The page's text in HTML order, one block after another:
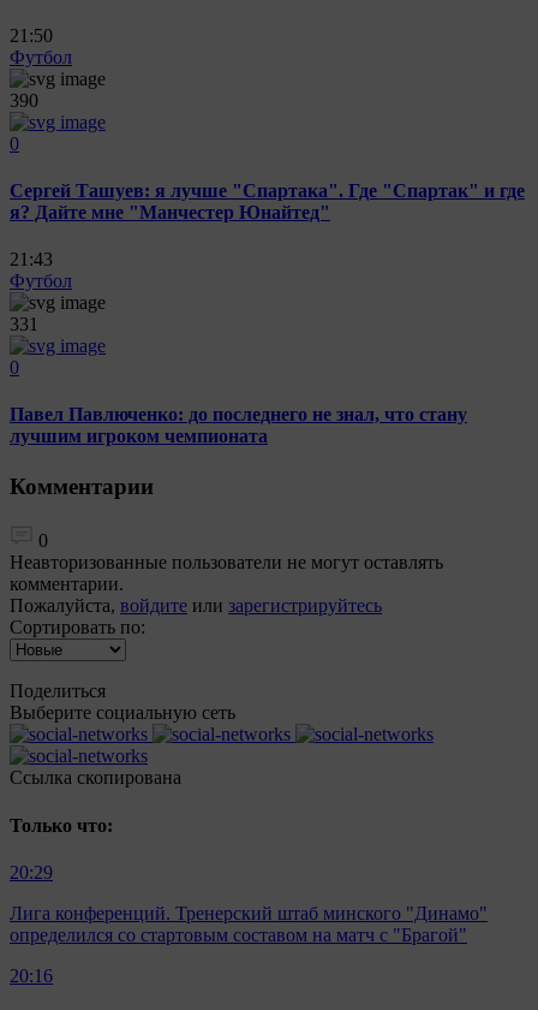
21:50
Футбол
390
0
Сергей Ташуев: я лучше "Спартака". Где "Спартак" и где
я? Дайте мне "Манчестер Юнайтед"
21:43
Футбол
331
0
Павел Павлюченко: до последнего не знал, что стану
лучшим игроком чемпионата
Комментарии
0
Неавторизованные пользователи не могут оставлять
комментарии.
Пожалуйста, войдите или зарегистрируйтесь
Сортировать по:
Поделиться
Выберите социальную сеть
Ccылка скопирована
Только что:
20:29
Лига конференций. Тренерский штаб минского "Динамо"
определился со стартовым составом на матч с "Брагой"
20:16